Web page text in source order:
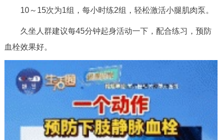
10～15次为1组，每小时练2组，轻松激活小腿肌肉泵。
久坐人群建议每45分钟起身活动一下，配合练习，预防
血栓效果好。